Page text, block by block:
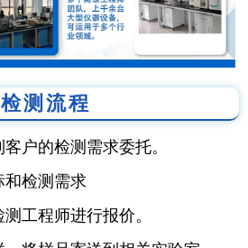
检测流程
户的检测需求委托。
和检测需求
工程师进行报价。